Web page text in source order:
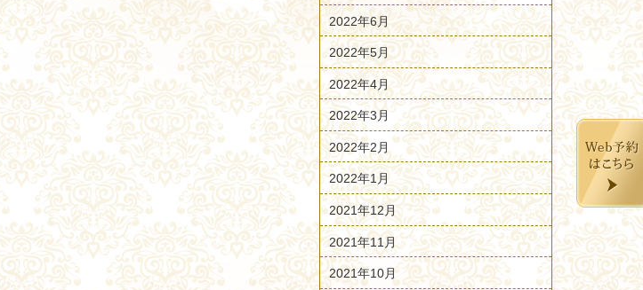
2022年6月
2022年5月
2022年4月
2022年3月
2022年2月
2022年1月
2021年12月
2021年11月
2021年10月